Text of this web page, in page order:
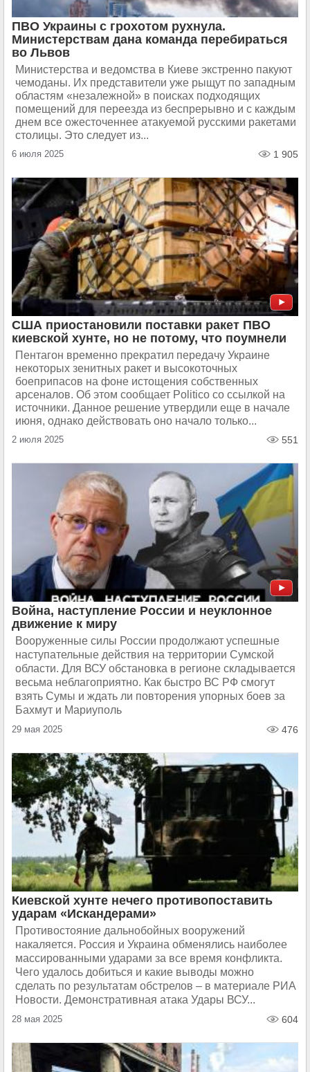
ПВО Украины с грохотом рухнула.
Министерствам дана команда перебираться
во Львов
Министерства и ведомства в Киеве экстренно пакуют
чемоданы. Их представители уже рыщут по западным
областям «незалежной» в поисках подходящих
помещений для переезда из беспрерывно и с каждым
днем все ожесточеннее атакуемой русскими ракетами
столицы. Это следует из...
6 июля 2025 1 905
США приостановили поставки ракет ПВО
киевской хунте, но не потому, что поумнели
Пентагон временно прекратил передачу Украине
некоторых зенитных ракет и высокоточных
боеприпасов на фоне истощения собственных
арсеналов. Об этом сообщает Politico со ссылкой на
источники. Данное решение утвердили еще в начале
июня, однако действовать оно начало только...
2 июля 2025 551
Война, наступление России и неуклонное
движение к миру
Вооруженные силы России продолжают успешные
наступательные действия на территории Сумской
области. Для ВСУ обстановка в регионе складывается
весьма неблагоприятно. Как быстро ВС РФ смогут
взять Сумы и ждать ли повторения упорных боев за
Бахмут и Мариуполь
29 мая 2025 476
Киевской хунте нечего противопоставить
ударам «Искандерами»
Противостояние дальнобойных вооружений
накаляется. Россия и Украина обменялись наиболее
массированными ударами за все время конфликта.
Чего удалось добиться и какие выводы можно
сделать по результатам обстрелов – в материале РИА
Новости. Демонстративная атака Удары ВСУ...
28 мая 2025 604